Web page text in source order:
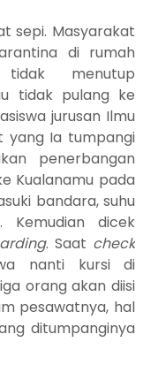
sepi. Masyarakat
di rumah
menutup
tidak pulang ke
jurusan Ilmu
yang Ia tumpangi
penerbangan
Kualanamu pada
bandara, suhu
Kemudian dicek
. Saat check
nanti kursi di
orang akan diisi
pesawatnya, hal
ditumpanginya